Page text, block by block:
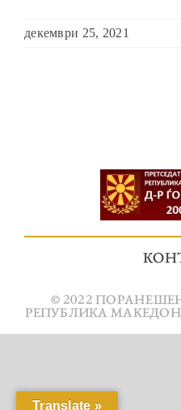
декември 25, 2021
© 2022
РЕПУБЛИКА
Translate »